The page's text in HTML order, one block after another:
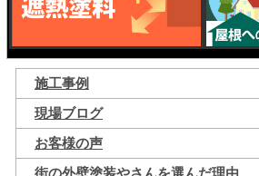
施工事例
現場ブログ
お客様の声